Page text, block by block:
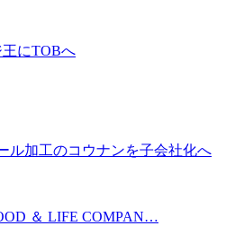
にTOBへ
ル加工のコウナンを子会社化へ
＆ LIFE COMPAN…